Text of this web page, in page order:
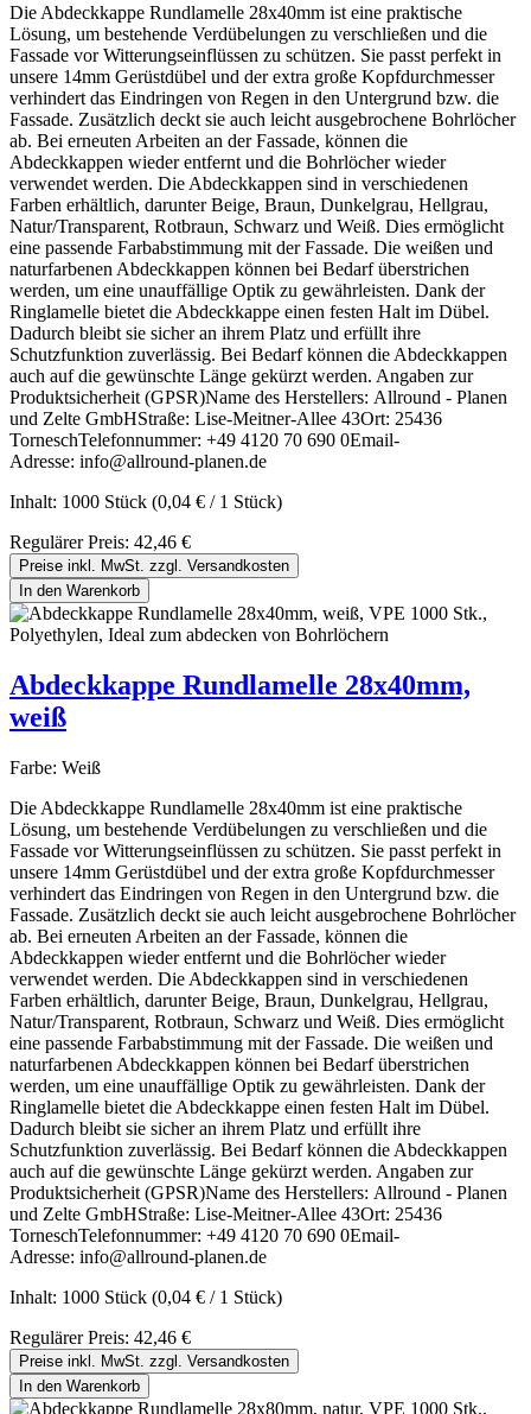
Die Abdeckkappe Rundlamelle 28x40mm ist eine praktische
Lösung, um bestehende Verdübelungen zu verschließen und die
Fassade vor Witterungseinflüssen zu schützen. Sie passt perfekt in
unsere 14mm Gerüstdübel und der extra große Kopfdurchmesser
verhindert das Eindringen von Regen in den Untergrund bzw. die
Fassade. Zusätzlich deckt sie auch leicht ausgebrochene Bohrlöcher
ab. Bei erneuten Arbeiten an der Fassade, können die
Abdeckkappen wieder entfernt und die Bohrlöcher wieder
verwendet werden. Die Abdeckkappen sind in verschiedenen
Farben erhältlich, darunter Beige, Braun, Dunkelgrau, Hellgrau,
Natur/Transparent, Rotbraun, Schwarz und Weiß. Dies ermöglicht
eine passende Farbabstimmung mit der Fassade. Die weißen und
naturfarbenen Abdeckkappen können bei Bedarf überstrichen
werden, um eine unauffällige Optik zu gewährleisten. Dank der
Ringlamelle bietet die Abdeckkappe einen festen Halt im Dübel.
Dadurch bleibt sie sicher an ihrem Platz und erfüllt ihre
Schutzfunktion zuverlässig. Bei Bedarf können die Abdeckkappen
auch auf die gewünschte Länge gekürzt werden. Angaben zur
Produktsicherheit (GPSR)Name des Herstellers: Allround - Planen
und Zelte GmbHStraße: Lise-Meitner-Allee 43Ort: 25436
TorneschTelefonnummer: +49 4120 70 690 0Email-
Adresse: info@allround-planen.de
Inhalt: 1000 Stück (0,04 € / 1 Stück)
Regulärer Preis: 42,46 €
Preise inkl. MwSt. zzgl. Versandkosten
In den Warenkorb
Abdeckkappe Rundlamelle 28x40mm,
weiß
Farbe: Weiß
Die Abdeckkappe Rundlamelle 28x40mm ist eine praktische
Lösung, um bestehende Verdübelungen zu verschließen und die
Fassade vor Witterungseinflüssen zu schützen. Sie passt perfekt in
unsere 14mm Gerüstdübel und der extra große Kopfdurchmesser
verhindert das Eindringen von Regen in den Untergrund bzw. die
Fassade. Zusätzlich deckt sie auch leicht ausgebrochene Bohrlöcher
ab. Bei erneuten Arbeiten an der Fassade, können die
Abdeckkappen wieder entfernt und die Bohrlöcher wieder
verwendet werden. Die Abdeckkappen sind in verschiedenen
Farben erhältlich, darunter Beige, Braun, Dunkelgrau, Hellgrau,
Natur/Transparent, Rotbraun, Schwarz und Weiß. Dies ermöglicht
eine passende Farbabstimmung mit der Fassade. Die weißen und
naturfarbenen Abdeckkappen können bei Bedarf überstrichen
werden, um eine unauffällige Optik zu gewährleisten. Dank der
Ringlamelle bietet die Abdeckkappe einen festen Halt im Dübel.
Dadurch bleibt sie sicher an ihrem Platz und erfüllt ihre
Schutzfunktion zuverlässig. Bei Bedarf können die Abdeckkappen
auch auf die gewünschte Länge gekürzt werden. Angaben zur
Produktsicherheit (GPSR)Name des Herstellers: Allround - Planen
und Zelte GmbHStraße: Lise-Meitner-Allee 43Ort: 25436
TorneschTelefonnummer: +49 4120 70 690 0Email-
Adresse: info@allround-planen.de
Inhalt: 1000 Stück (0,04 € / 1 Stück)
Regulärer Preis: 42,46 €
Preise inkl. MwSt. zzgl. Versandkosten
In den Warenkorb